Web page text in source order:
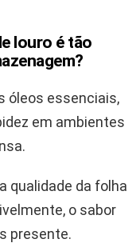
louro é tão
óleos essenciais,
em ambientes
qualidade da folha
o sabor
presente.